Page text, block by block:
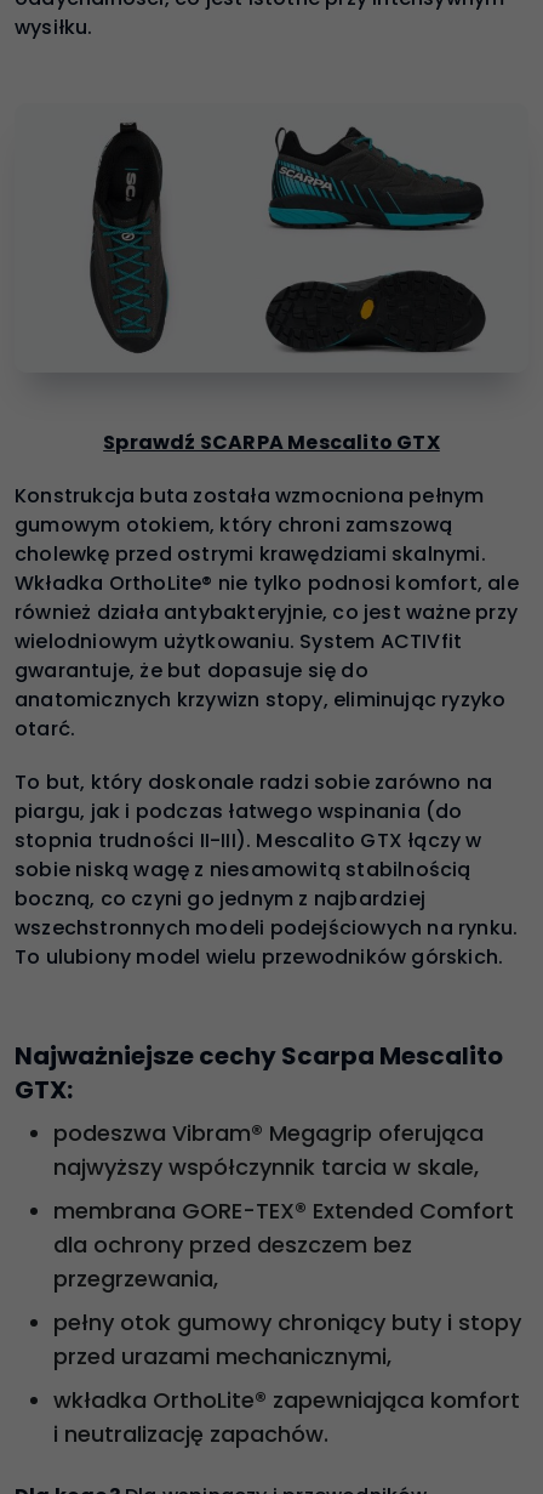
wysiłku.
Sprawdź SCARPA Mescalito GTX
Konstrukcja buta została wzmocniona pełnym
gumowym otokiem, który chroni zamszową
cholewkę przed ostrymi krawędziami skalnymi.
Wkładka OrthoLite® nie tylko podnosi komfort, ale
również działa antybakteryjnie, co jest ważne przy
wielodniowym użytkowaniu. System ACTIVfit
gwarantuje, że but dopasuje się do
anatomicznych krzywizn stopy, eliminując ryzyko
otarć.
To but, który doskonale radzi sobie zarówno na
piargu, jak i podczas łatwego wspinania (do
stopnia trudności II-III). Mescalito GTX łączy w
sobie niską wagę z niesamowitą stabilnością
boczną, co czyni go jednym z najbardziej
wszechstronnych modeli podejściowych na rynku.
To ulubiony model wielu przewodników górskich.
Najważniejsze cechy Scarpa Mescalito
GTX:
podeszwa Vibram® Megagrip oferująca
najwyższy współczynnik tarcia w skale,
membrana GORE-TEX® Extended Comfort
dla ochrony przed deszczem bez
przegrzewania,
pełny otok gumowy chroniący buty i stopy
przed urazami mechanicznymi,
wkładka OrthoLite® zapewniająca komfort
i neutralizację zapachów.